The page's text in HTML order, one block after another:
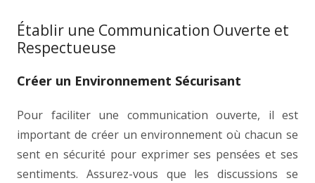
Établir une Communication Ouverte et
Respectueuse
Créer un Environnement Sécurisant
Pour faciliter une communication ouverte, il est
important de créer un environnement où chacun se
sent en sécurité pour exprimer ses pensées et ses
sentiments. Assurez-vous que les discussions se